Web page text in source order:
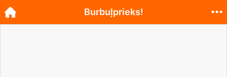
Burbuļprieks!